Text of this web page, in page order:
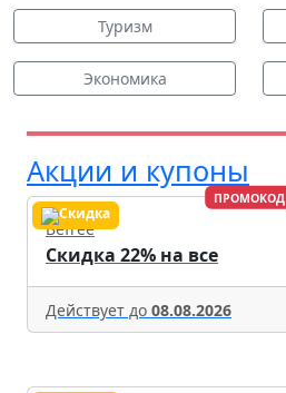
Туризм
Экономика
Акции и купоны
ПРОМОКОД
Befree
Скидка 22% на все
Действует до 08.08.2026